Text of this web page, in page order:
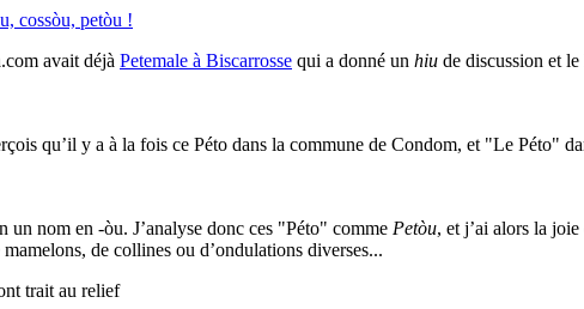
cossòu, petòu !
avait déjà Petemale à Biscarrosse qui a donné un hiu de discussion et
qu’il y a à la fois ce Péto dans la commune de Condom, et "Le Péto"
nom en -òu. J’analyse donc ces "Péto" comme Petòu, et j’ai alors la
de collines ou d’ondulations diverses...
trait au relief